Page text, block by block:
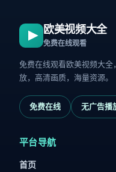
欧美视频大全
免费在线观看
免费在线观看欧美视频大
放，高清画质，海量资源。
免费在线 无广告播
平台导航
首页